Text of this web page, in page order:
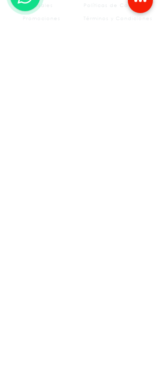
Sucursales
Promociones
Políticas de Compra
Términos y Condiciones